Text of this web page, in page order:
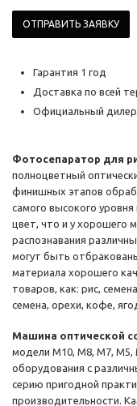
ОТПРАВИТЬ ЗАЯВКУ
Гарантия 1 год
Доставка по всей
Официальный
Фотосепаратор для
полноцветный
финишных этапов
самого высокого
цвет, что и у хорошего
распознавания
могут быть
материала хорошего
товаров, как: рис,
семена, орехи, кофе,
Машина оптической
модели M10, M8, M7, M5,
оборудования с
серию пригодной
производительности.